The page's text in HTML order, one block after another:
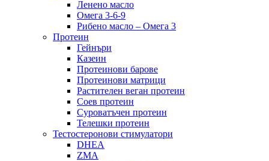
Ленено масло
Омега 3-6-9
Рибено масло – Омега 3
Протеин
Гейнъри
Казеин
Протеинови барове
Протеинови матрици
Растителен веган протеин
Соев протеин
Суроватъчен протеин
Телешки протеин
Тестостеронови стимулатори
DHEA
ZMA